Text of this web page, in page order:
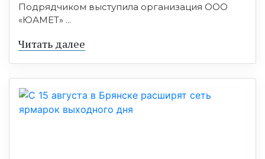
Подрядчиком выступила организация ООО
«ЮАМЕТ» ...
Читать далее